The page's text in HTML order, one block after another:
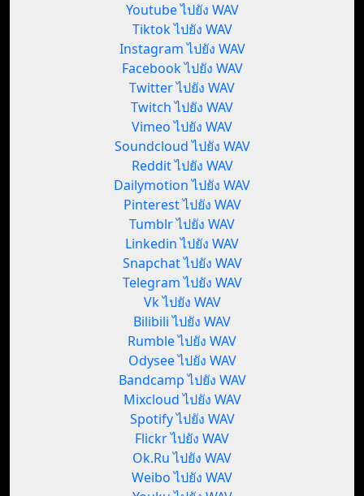
Youtube ไปยัง WAV
Tiktok ไปยัง WAV
Instagram ไปยัง WAV
Facebook ไปยัง WAV
Twitter ไปยัง WAV
Twitch ไปยัง WAV
Vimeo ไปยัง WAV
Soundcloud ไปยัง WAV
Reddit ไปยัง WAV
Dailymotion ไปยัง WAV
Pinterest ไปยัง WAV
Tumblr ไปยัง WAV
Linkedin ไปยัง WAV
Snapchat ไปยัง WAV
Telegram ไปยัง WAV
Vk ไปยัง WAV
Bilibili ไปยัง WAV
Rumble ไปยัง WAV
Odysee ไปยัง WAV
Bandcamp ไปยัง WAV
Mixcloud ไปยัง WAV
Spotify ไปยัง WAV
Flickr ไปยัง WAV
Ok.Ru ไปยัง WAV
Weibo ไปยัง WAV